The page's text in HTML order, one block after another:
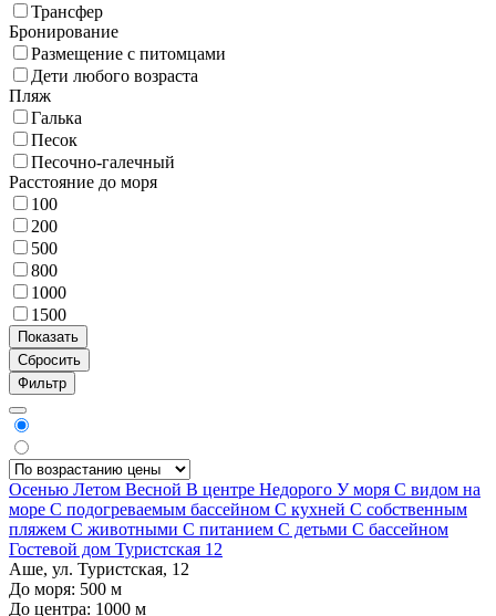
Трансфер
Бронирование
Размещение с питомцами
Дети любого возраста
Пляж
Галька
Песок
Песочно-галечный
Расстояние до моря
100
200
500
800
1000
1500
Фильтр
Осенью Летом Весной В центре Недорого У моря С видом на
море С подогреваемым бассейном С кухней С собственным
пляжем С животными С питанием С детьми С бассейном
Гостевой дом Туристская 12
Аше, ул. Туристская, 12
До моря: 500 м
До центра: 1000 м